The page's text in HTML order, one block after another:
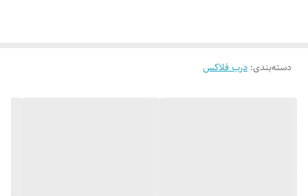
دسته‌بندی: درب فلاکس